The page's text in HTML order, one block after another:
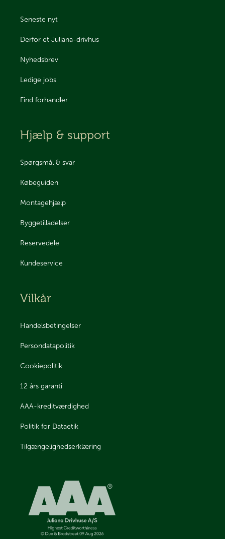
Seneste nyt
Derfor et Juliana-drivhus
Nyhedsbrev
Ledige jobs
Find forhandler
Hjælp & support
Spørgsmål & svar
Købeguiden
Montagehjælp
Byggetilladelser
Reservedele
Kundeservice
Vilkår
Handelsbetingelser
Persondatapolitik
Cookiepolitik
12 års garanti
AAA-kreditværdighed
Politik for Dataetik
Tilgængelighedserklæring